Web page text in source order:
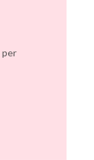
per